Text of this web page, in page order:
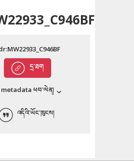
English
ភាសាខ្មែរ
དྲ་ཐག
metadata ཕབ་ལེན།
འདིའི་ཡོང་ཁུངས།